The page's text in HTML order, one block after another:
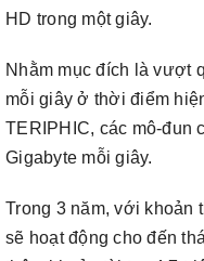
HD trong một giây.
Nhằm mục đích là vượt
mỗi giây ở thời điểm
TERIPHIC, các mô-đun
Gigabyte mỗi giây.
Trong 3 năm, với khoản
sẽ hoạt động cho đến